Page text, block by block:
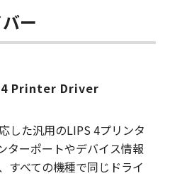
ー
Printer Driver
した汎用のLIPS 4プリンタ
ターポートやデバイス情報
すべての機種で同じドライ